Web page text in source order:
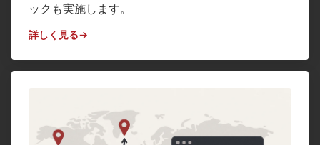
ックも実施します。
詳しく見る